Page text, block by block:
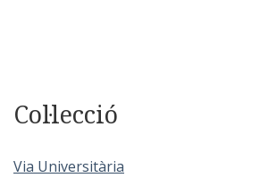
Col·lecció
Via Universitària